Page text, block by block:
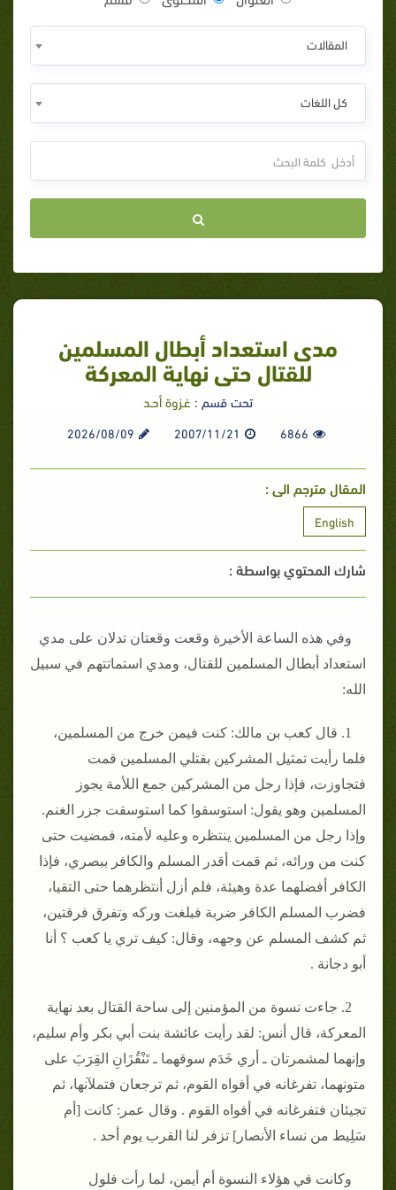
المقالات
كل اللغات
مدى استعداد أبطال المسلمين
للقتال حتى نهاية المعركة‏‏
تحت قسم : غـزوة أحـد
6866
2007/11/21
2026/08/09
المقال مترجم الى :
English
شارك المحتوي بواسطة :
وفي هذه الساعة الأخيرة وقعت وقعتان تدلان على مدي
استعداد أبطال المسلمين للقتال، ومدي استماتتهم في سبيل
الله‏:‏
1‏.‏ قال كعب بن مالك‏:‏ كنت فيمن خرج من المسلمين،
فلما رأيت تمثيل المشركين بقتلي المسلمين قمت
فتجاوزت، فإذا رجل من المشركين جمع اللأمة يجوز
المسلمين وهو يقول‏:‏ استوسقوا كما استوسقت جزر الغنم‏.‏
وإذا رجل من المسلمين ينتظره وعليه لأمته، فمضيت حتى
كنت من ورائه، ثم قمت أقدر المسلم والكافر ببصري، فإذا
الكافر أفضلهما عدة وهيئة، فلم أزل أنتظرهما حتى التقيا،
فضرب المسلم الكافر ضربة فبلغت وركه وتفرق فرقتين،
ثم كشف المسلم عن وجهه، وقال‏:‏ كيف تري يا كعب ‏؟‏ أنا
أبو دجانة ‏.‏
2‏.‏ جاءت نسوة من المؤمنين إلى ساحة القتال بعد نهاية
المعركة، قال أنس‏:‏ لقد رأيت عائشة بنت أبي بكر وأم سليم،
وإنهما لمشمرتان ـ أري خَدَم سوقهما ـ تَنْقُزَانِ القِرَبَ على
متونهما، تفرغانه في أفواه القوم، ثم ترجعان فتملآنها، ثم
تجيئان فتفرغانه في أفواه القوم ‏.‏ وقال عمر‏:‏ كانت ‏[‏أم
سَلِيط من نساء الأنصار‏]‏ تزفر لنا القرب يوم أحد ‏.‏
وكانت في هؤلاء النسوة أم أيمن، لما رأت فلول